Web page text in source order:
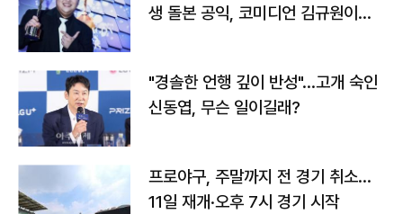
생 돌본 공익, 코미디언 김규원이었
"경솔한 언행 깊이 반성"…고개 숙인
신동엽, 무슨 일이길래?
프로야구, 주말까지 전 경기 취소…
11일 재개·오후 7시 경기 시작